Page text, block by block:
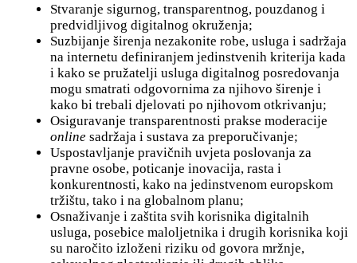
Stvaranje sigurnog, transparentnog, pouzdanog i
predvidljivog digitalnog okruženja;
Suzbijanje širenja nezakonite robe, usluga i sadržaja
na internetu definiranjem jedinstvenih kriterija kada
i kako se pružatelji usluga digitalnog posredovanja
mogu smatrati odgovornima za njihovo širenje i
kako bi trebali djelovati po njihovom otkrivanju;
Osiguravanje transparentnosti prakse moderacije
online sadržaja i sustava za preporučivanje;
Uspostavljanje pravičnih uvjeta poslovanja za
pravne osobe, poticanje inovacija, rasta i
konkurentnosti, kako na jedinstvenom europskom
tržištu, tako i na globalnom planu;
Osnaživanje i zaštita svih korisnika digitalnih
usluga, posebice maloljetnika i drugih korisnika koji
su naročito izloženi riziku od govora mržnje,